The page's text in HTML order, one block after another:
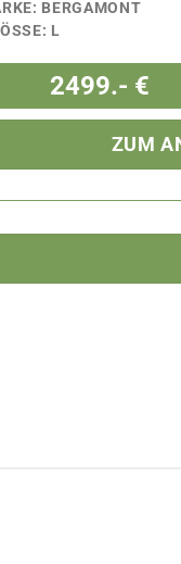
BERGAMONT
L
2499.- €
ZUM